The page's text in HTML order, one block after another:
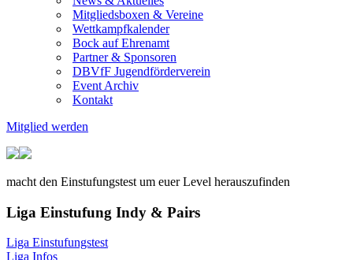
Mitgliedsboxen & Vereine
Wettkampfkalender
Bock auf Ehrenamt
Partner & Sponsoren
DBVfF Jugendförderverein
Event Archiv
Kontakt
Mitglied werden
macht den Einstufungstest um euer Level herauszufinden
Liga Einstufung Indy & Pairs
Liga Einstufungstest
Liga Infos